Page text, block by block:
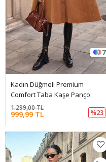
7
Kadın Düğmeli Premium
Comfort Taba Kaşe Panço
999,99 TL
1.299,00 TL
%23